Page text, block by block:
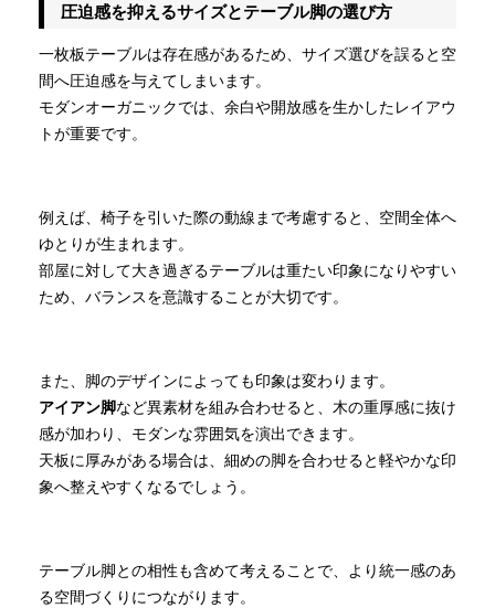
圧迫感を抑えるサイズとテーブル脚の選び方
一枚板テーブルは存在感があるため、サイズ選びを誤ると空
間へ圧迫感を与えてしまいます。
モダンオーガニックでは、余白や開放感を生かしたレイアウ
トが重要です。
例えば、椅子を引いた際の動線まで考慮すると、空間全体へ
ゆとりが生まれます。
部屋に対して大き過ぎるテーブルは重たい印象になりやすい
ため、バランスを意識することが大切です。
また、脚のデザインによっても印象は変わります。
アイアン脚など異素材を組み合わせると、木の重厚感に抜け
感が加わり、モダンな雰囲気を演出できます。
天板に厚みがある場合は、細めの脚を合わせると軽やかな印
象へ整えやすくなるでしょう。
テーブル脚との相性も含めて考えることで、より統一感のあ
る空間づくりにつながります。